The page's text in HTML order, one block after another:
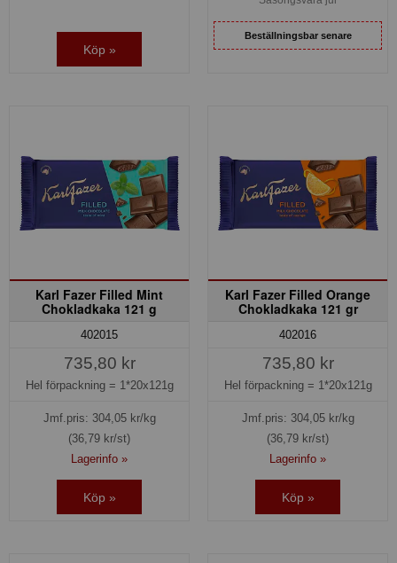
Köp »
Beställningsbar senare
Karl Fazer Filled Mint
Chokladkaka 121 g
402015
735,80 kr
Hel förpackning = 1*20x121g
Jmf.pris: 304,05kr/kg
(36,79 kr/st)
Lagerinfo »
Köp »
Karl Fazer Filled Orange
Chokladkaka 121 gr
402016
735,80 kr
Hel förpackning = 1*20x121g
Jmf.pris: 304,05kr/kg
(36,79 kr/st)
Lagerinfo »
Köp »